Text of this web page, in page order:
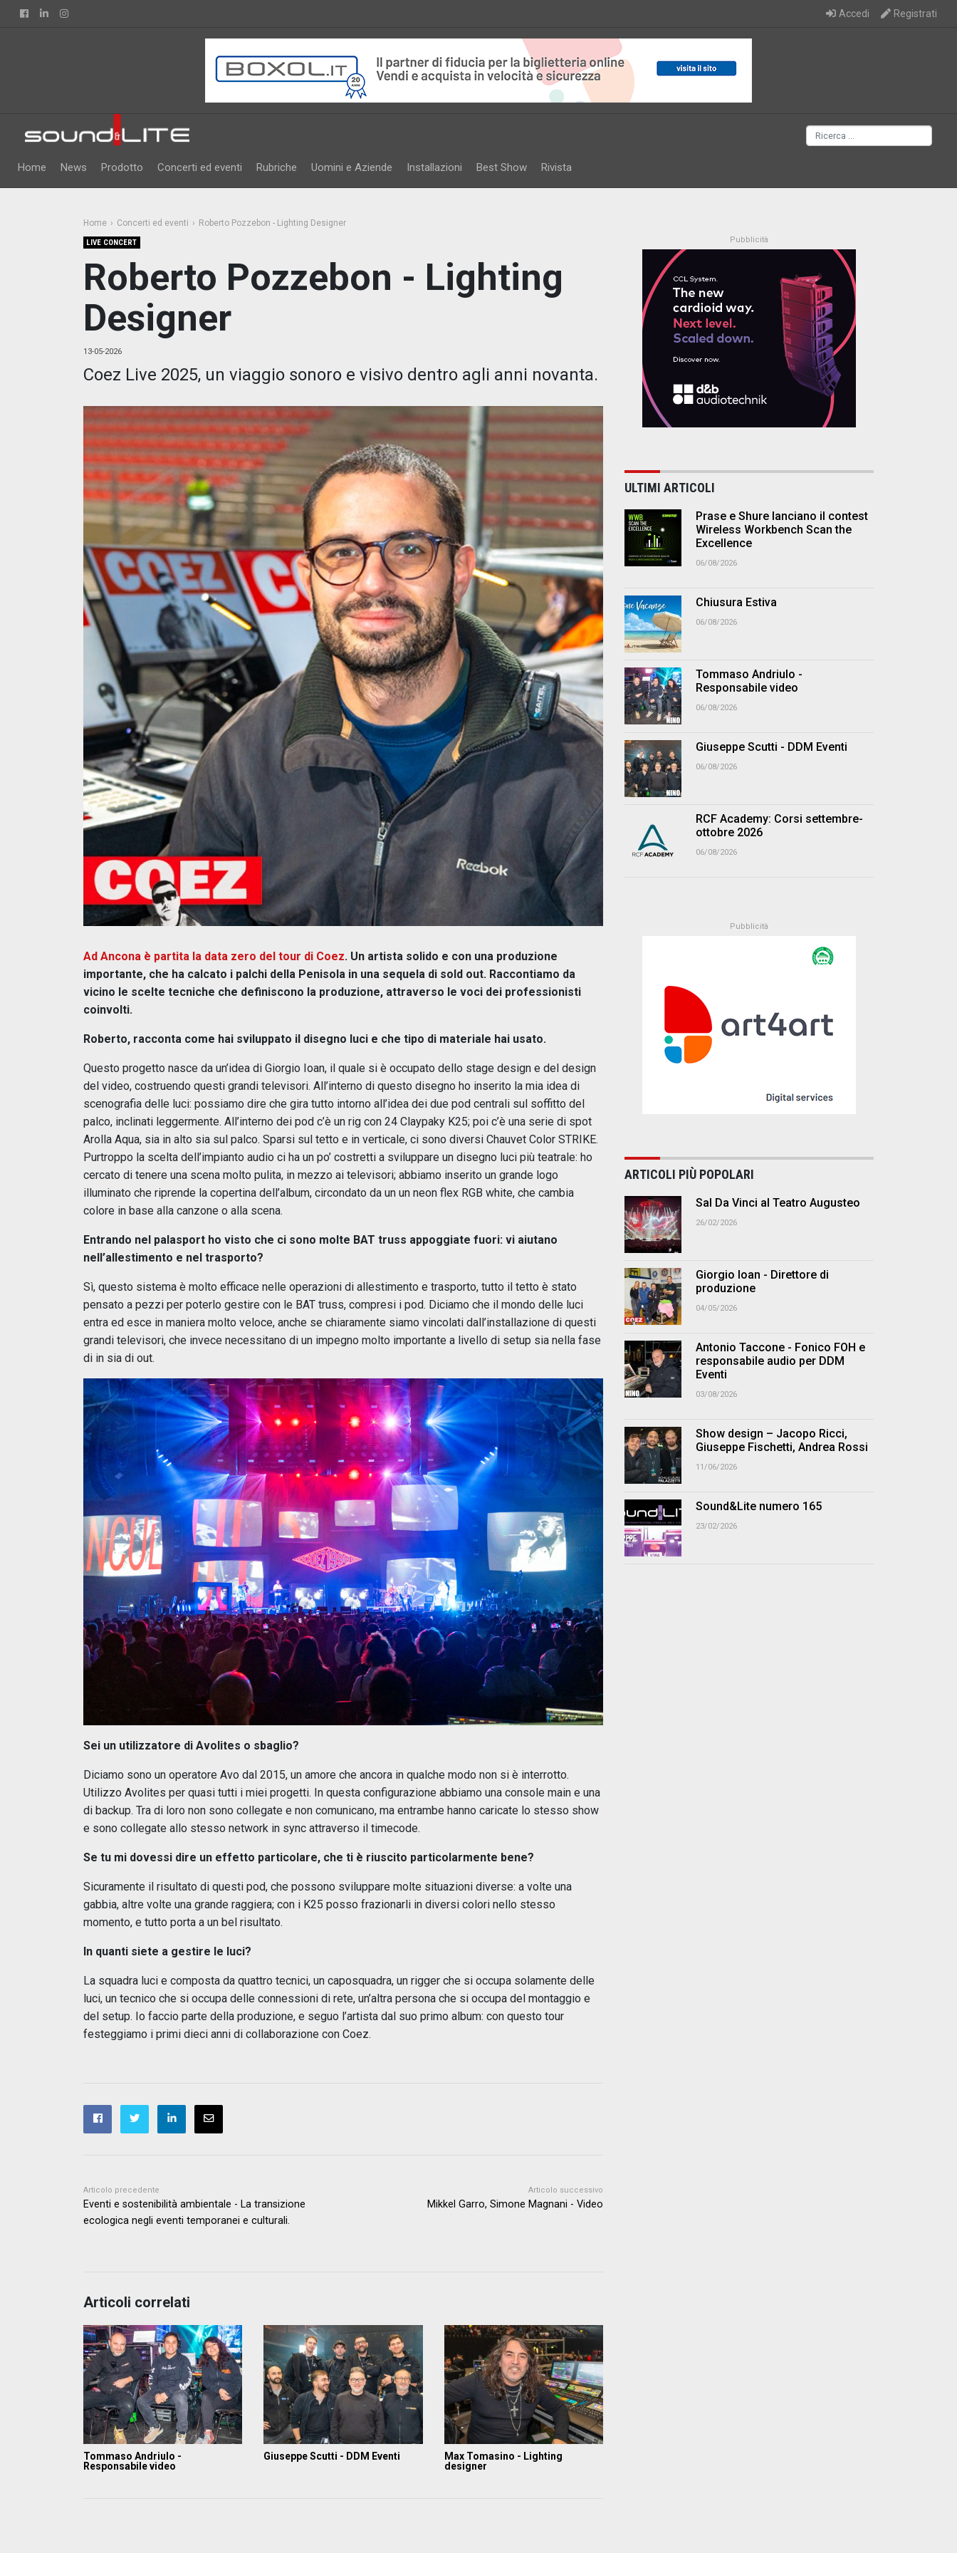
FacebookLinkedin Accedi Registrati
Home News Prodotto Concerti ed eventi Rubriche Uomini e Aziende Installazioni Best Show Rivista
Home Concerti ed eventi Roberto Pozzebon - Lighting Designer
LIVE CONCERT
Roberto Pozzebon - Lighting
Designer
13-05-2026
Coez Live 2025, un viaggio sonoro e visivo dentro agli anni novanta.
Ad Ancona è partita la data zero del tour di Coez. Un artista solido e con una produzione
importante, che ha calcato i palchi della Penisola in una sequela di sold out. Raccontiamo da
vicino le scelte tecniche che definiscono la produzione, attraverso le voci dei professionisti
coinvolti.
Roberto, racconta come hai sviluppato il disegno luci e che tipo di materiale hai usato.
Questo progetto nasce da un’idea di Giorgio Ioan, il quale si è occupato dello stage design e del design
del video, costruendo questi grandi televisori. All’interno di questo disegno ho inserito la mia idea di
scenografia delle luci: possiamo dire che gira tutto intorno all’idea dei due pod centrali sul soffitto del
palco, inclinati leggermente. All’interno dei pod c’è un rig con 24 Claypaky K25; poi c’è una serie di spot
Arolla Aqua, sia in alto sia sul palco. Sparsi sul tetto e in verticale, ci sono diversi Chauvet Color STRIKE.
Purtroppo la scelta dell’impianto audio ci ha un po’ costretti a sviluppare un disegno luci più teatrale: ho
cercato di tenere una scena molto pulita, in mezzo ai televisori; abbiamo inserito un grande logo
illuminato che riprende la copertina dell’album, circondato da un un neon flex RGB white, che cambia
colore in base alla canzone o alla scena.
Entrando nel palasport ho visto che ci sono molte BAT truss appoggiate fuori: vi aiutano
nell’allestimento e nel trasporto?
Sì, questo sistema è molto efficace nelle operazioni di allestimento e trasporto, tutto il tetto è stato
pensato a pezzi per poterlo gestire con le BAT truss, compresi i pod. Diciamo che il mondo delle luci
entra ed esce in maniera molto veloce, anche se chiaramente siamo vincolati dall’installazione di questi
grandi televisori, che invece necessitano di un impegno molto importante a livello di setup sia nella fase
di in sia di out.
Sei un utilizzatore di Avolites o sbaglio?
Diciamo sono un operatore Avo dal 2015, un amore che ancora in qualche modo non si è interrotto.
Utilizzo Avolites per quasi tutti i miei progetti. In questa configurazione abbiamo una console main e una
di backup. Tra di loro non sono collegate e non comunicano, ma entrambe hanno caricate lo stesso show
e sono collegate allo stesso network in sync attraverso il timecode.
Se tu mi dovessi dire un effetto particolare, che ti è riuscito particolarmente bene?
Sicuramente il risultato di questi pod, che possono sviluppare molte situazioni diverse: a volte una
gabbia, altre volte una grande raggiera; con i K25 posso frazionarli in diversi colori nello stesso
momento, e tutto porta a un bel risultato.
In quanti siete a gestire le luci?
La squadra luci e composta da quattro tecnici, un caposquadra, un rigger che si occupa solamente delle
luci, un tecnico che si occupa delle connessioni di rete, un’altra persona che si occupa del montaggio e
del setup. Io faccio parte della produzione, e seguo l’artista dal suo primo album: con questo tour
festeggiamo i primi dieci anni di collaborazione con Coez.
Articolo precedente
Eventi e sostenibilità ambientale - La transizione
ecologica negli eventi temporanei e culturali.
Articolo successivo
Mikkel Garro, Simone Magnani - Video
Articoli correlati
Tommaso Andriulo -
Responsabile video
Giuseppe Scutti - DDM Eventi
Max Tomasino - Lighting
designer
ULTIMI ARTICOLI
Prase e Shure lanciano il contest
Wireless Workbench Scan the
Excellence
06/08/2026
Chiusura Estiva
06/08/2026
Tommaso Andriulo -
Responsabile video
06/08/2026
Giuseppe Scutti - DDM Eventi
06/08/2026
RCF Academy: Corsi settembre-
ottobre 2026
06/08/2026
ARTICOLI PIÙ POPOLARI
Sal Da Vinci al Teatro Augusteo
26/02/2026
Giorgio Ioan - Direttore di
produzione
04/05/2026
Antonio Taccone - Fonico FOH e
responsabile audio per DDM
Eventi
03/08/2026
Show design – Jacopo Ricci,
Giuseppe Fischetti, Andrea Rossi
11/06/2026
Sound&Lite numero 165
23/02/2026